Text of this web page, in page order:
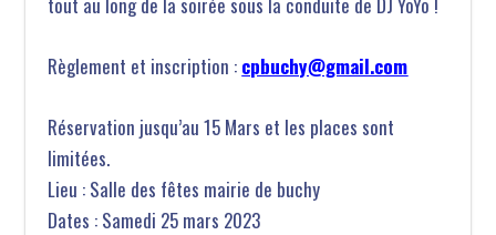
Règlement et inscription : cpbuchy@gmail.com
Réservation jusqu’au 15 Mars et les places sont
limitées.
Lieu : Salle des fêtes mairie de buchy
Dates : Samedi 25 mars 2023